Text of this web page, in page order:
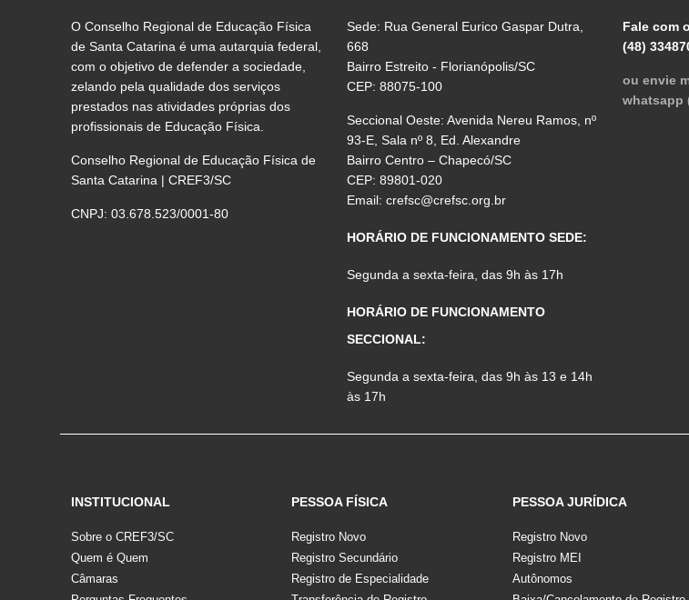
O Conselho Regional de Educação Física
de Santa Catarina é uma autarquia federal,
com o objetivo de defender a sociedade,
zelando pela qualidade dos serviços
prestados nas atividades próprias dos
profissionais de Educação Física.
Conselho Regional de Educação Física de
Santa Catarina | CREF3/SC
CNPJ: 03.678.523/0001-80
Sede: Rua General Eurico Gaspar Dutra,
668
Bairro Estreito - Florianópolis/SC
CEP: 88075-100
Seccional Oeste: Avenida Nereu Ramos, nº
93-E, Sala nº 8, Ed. Alexandre
Bairro Centro – Chapecó/SC
CEP: 89801-020
Email:crefsc@crefsc.org.br
HORÁRIO DE FUNCIONAMENTO SEDE:
Segunda a sexta-feira, das 9h às 17h
HORÁRIO DE FUNCIONAMENTO
SECCIONAL:
Segunda a sexta-feira, das 9h às 13 e 14h
às 17h
Fale com
(48)
ou envie
whatsapp
INSTITUCIONAL
Sobre o CREF3/SC
Quem é Quem
Câmaras
PESSOA FÍSICA
Registro Novo
Registro Secundário
Registro de Especialidade
PESSOA JURÍDICA
Registro Novo
Registro MEI
Autônomos